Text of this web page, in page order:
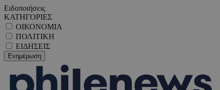
Ειδοποιήσεις
ΚΑΤΗΓΟΡΙΕΣ
ΟΙΚΟΝΟΜΙΑ
ΠΟΛΙΤΙΚΗ
ΕΙΔΗΣΕΙΣ